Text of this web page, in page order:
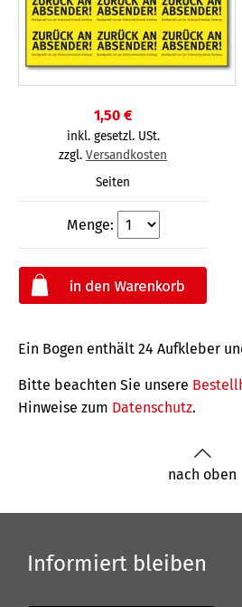
1,50 €
inkl. gesetzl. USt.
zzgl. Versandkosten
Seiten
Menge:
Ein Bogen enthält 24 Aufkleber
Bitte beachten Sie unsere
Hinweise zum Datenschutz.
nach oben
Informiert bleiben